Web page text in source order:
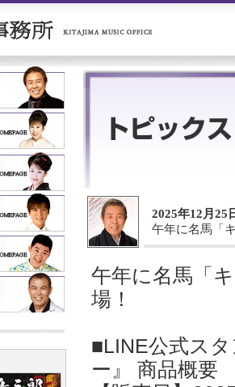
2025年12月25
午年に名馬「
午年に名馬「
場！
■LINE公式ス
ー』 商品概要